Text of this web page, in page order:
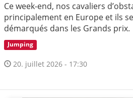
Ce week-end, nos cavaliers
principalement en Europe et ils
démarqués dans les Grands prix.
Jumping
20. juillet 2026 - 17:30